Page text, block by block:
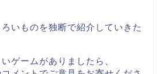
いものを独断で紹介していきた
ゲームがありましたら、